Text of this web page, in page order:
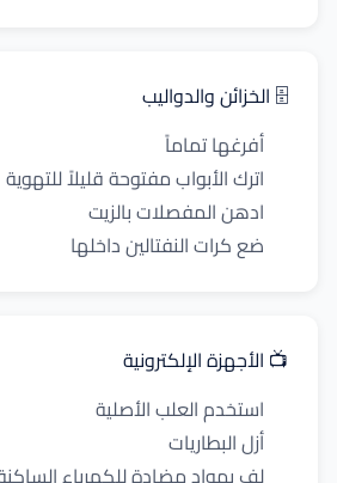
🗄️ الخزائن والدواليب
أفرغها تماماً
اترك الأبواب مفتوحة قليلاً للتهوية
ادهن المفصلات بالزيت
ضع كرات النفتالين داخلها
📺 الأجهزة الإلكترونية
استخدم العلب الأصلية
أزل البطاريات
لف بمواد مضادة للكهرباء الساكنة